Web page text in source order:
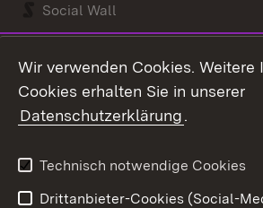
Social Wall
Kontakt
Impressum
Cookies
Wir verwenden Cookies. Weitere
Cookies erhalten Sie in unserer
Datenschutzerklärung.
Technisch notwendige Cookies
Drittanbieter-Cookies (Social-